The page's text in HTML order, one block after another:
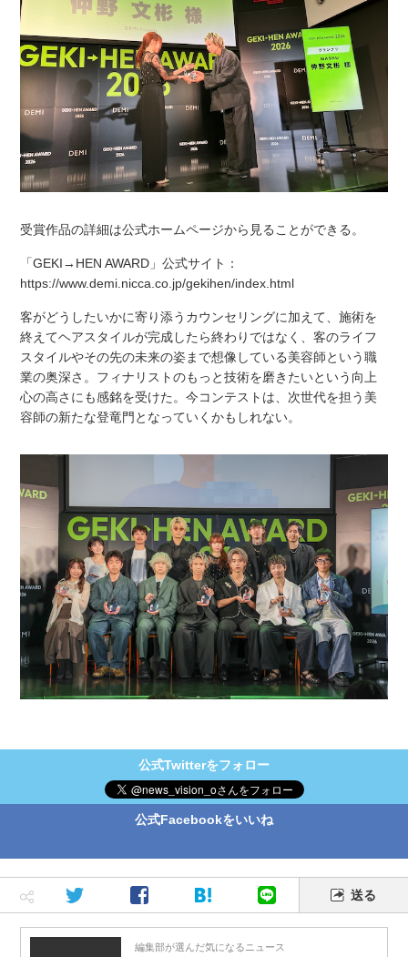
受賞作品の詳細は公式ホームページから見ることができる。
「GEKI→HEN AWARD」公式サイト：
https://www.demi.nicca.co.jp/gekihen/index.html
客がどうしたいかに寄り添うカウンセリングに加えて、施術を
終えてヘアスタイルが完成したら終わりではなく、客のライフ
スタイルやその先の未来の姿まで想像している美容師という職
業の奥深さ。フィナリストのもっと技術を磨きたいという向上
心の高さにも感銘を受けた。今コンテストは、次世代を担う美
容師の新たな登竜門となっていくかもしれない。
公式Twitterをフォロー
公式Facebookをいいね
送る
編集部が選んだ気になるニュース